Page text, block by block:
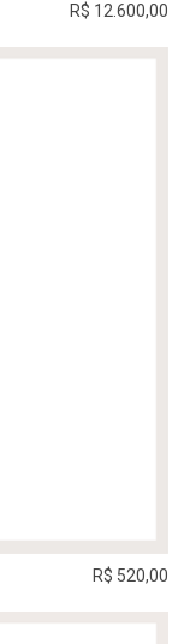
R$ 12.600,00
R$ 520,00